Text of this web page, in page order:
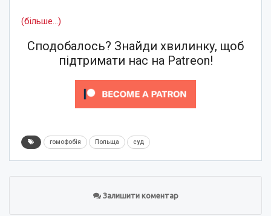
(більше…)
Сподобалось? Знайди хвилинку, щоб
підтримати нас на Patreon!
гомофобія Польща суд
Залишити коментар